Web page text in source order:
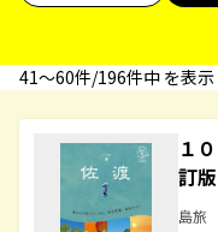
41〜60件/196件中 を表示
１
訂版
島旅